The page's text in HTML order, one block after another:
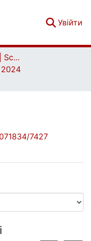
Увійти
Наукова періодика | Scientific periodicals
2024
7427